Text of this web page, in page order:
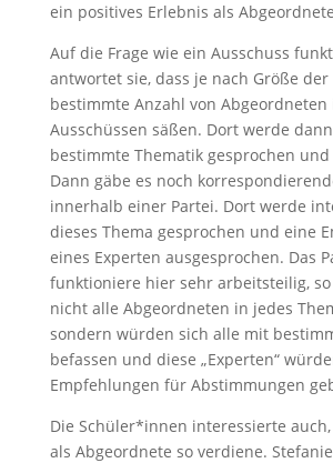
ein positives Erlebnis als
Auf die Frage wie ein Ausschuss
antwortet sie, dass je nach Größe der
bestimmte Anzahl von Abgeordneten
Ausschüssen säßen. Dort werde
bestimmte Thematik gesprochen
Dann gäbe es noch
innerhalb einer Partei. Dort werde
dieses Thema gesprochen und eine
eines Experten ausgesprochen. Das
funktioniere hier sehr arbeitsteilig,
nicht alle Abgeordneten in jedes
sondern würden sich alle mit
befassen und diese „Experten“
Empfehlungen für Abstimmungen
Die Schüler*innen interessierte
als Abgeordnete so verdiene.